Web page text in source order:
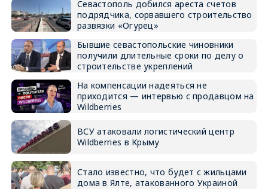
Севастополь добился ареста счетов
подрядчика, сорвавшего строительство
развязки «Огурец»
Бывшие севастопольские чиновники
получили длительные сроки по делу о
строительстве укреплений
На компенсации надеяться не
приходится — интервью с продавцом на
Wildberries
ВСУ атаковали логистический центр
Wildberries в Крыму
Стало известно, что будет с жильцами
дома в Ялте, атакованного Украиной